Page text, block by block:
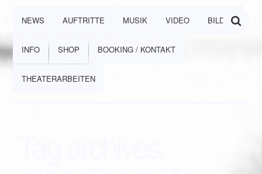
NEWS AUFTRITTE MUSIK VIDEO BILDER
INFO SHOP BOOKING / KONTAKT
THEATERARBEITEN